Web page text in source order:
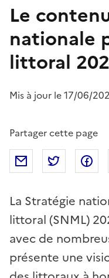
Le
nationale
littoral
Mis à jour le 17/06/
Partager cette page
Partager par mail
La Stratégie
littoral (SNML)
avec de
présente une